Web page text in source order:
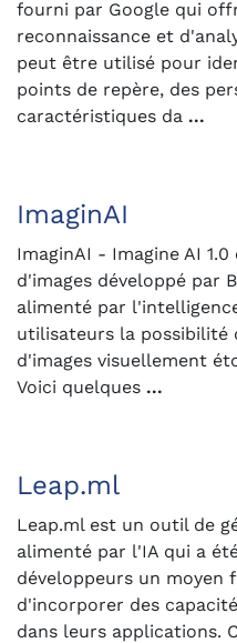
fourni par Google qui
reconnaissance et
peut être utilisé pour
points de repère, des
caractéristiques da ...
ImaginAI
ImaginAI - Imagine AI
d'images développé par
alimenté par
utilisateurs la possibilité
d'images visuellement
Voici quelques ...
Leap.ml
Leap.ml est un outil de
alimenté par l'IA qui a
développeurs un moyen
d'incorporer des
dans leurs applications.